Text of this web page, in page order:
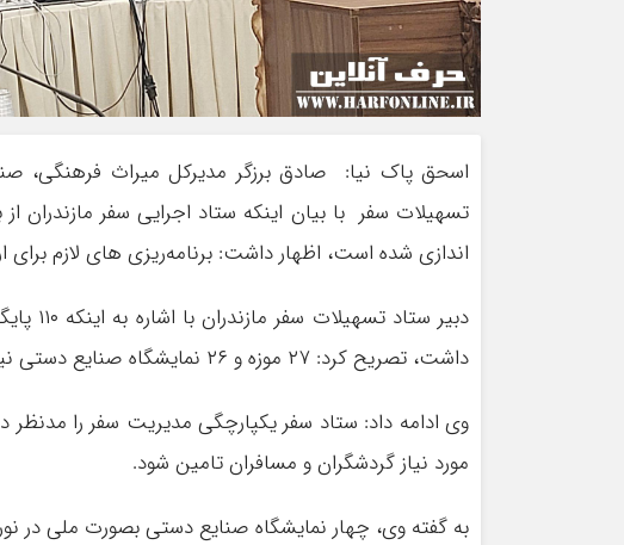
اسحق پاک نیا: صادق برزگر مدیرکل میراث فرهنگی،
اندازی شده است، اظهار داشت: برنامه‌ریزی های لازم‌
داشت، تصریح کرد: ۲۷ موزه و ۲۶ نمایشگاه صنایع دستی نیز به مسافران نوروزی خدمات خواهند داد.
وی ادامه داد: ستاد سفر یکپارچگی مدیریت سفر را مدنظر
مورد نیاز گردشگران و مسافران تامین شود.
به گفته وی، چهار نمایشگاه صنایع دستی بصورت ملی در نوروز ۱۴۰۲ فعالیت خواهند